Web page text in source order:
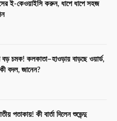
ই-কেওয়াইসি করুন, ধাপে ধাপে সহজ
চমক! কলকাতা–হাওড়ায় বাড়ছে ওয়ার্ড,
বদল, জানেন?
পতাকায়! কী বার্তা দিলেন শুভেন্দু